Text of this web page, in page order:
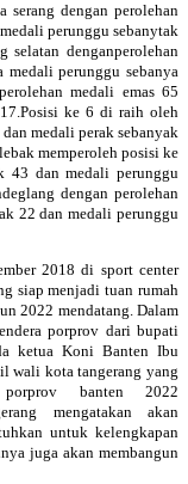
dengan perolehan
perunggu sebanytak
denganperolehan
medali perunggu sebanya
medali emas 65
ke 6 di raih oleh
medali perak sebanyak
memperoleh posisi ke
43 dan medali perunggu
dengan perolehan
22 dan medali perunggu
2018 di sport center
siap menjadi tuan rumah
2022 mendatang. Dalam
porprov dari bupati
ketua Koni Banten Ibu
wali kota tangerang yang
banten 2022
mengatakan akan
untuk kelengkapan
juga akan membangun